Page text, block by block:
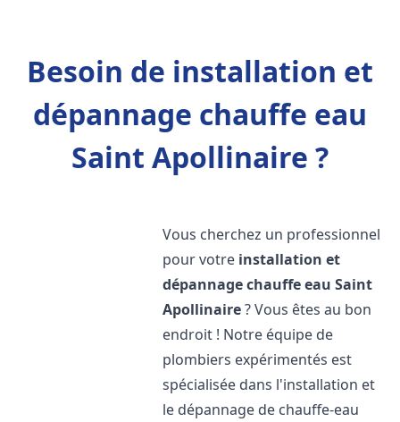
Besoin de installation et
dépannage chauffe eau
Saint Apollinaire ?
Vous cherchez un professionnel
pour votre installation et
dépannage chauffe eau Saint
Apollinaire? Vous êtes au bon
endroit ! Notre équipe de
plombiers expérimentés est
spécialisée dans l'installation et
le dépannage de chauffe-eau